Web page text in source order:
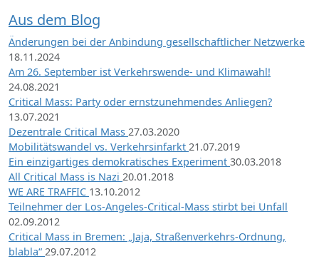
Aus dem Blog
Änderungen bei der Anbindung gesellschaftlicher Netzwerke
18.11.2024
Am 26. September ist Verkehrswende- und Klimawahl!
24.08.2021
Critical Mass: Party oder ernstzunehmendes Anliegen?
13.07.2021
Dezentrale Critical Mass 27.03.2020
Mobilitätswandel vs. Verkehrsinfarkt 21.07.2019
Ein einzigartiges demokratisches Experiment 30.03.2018
All Critical Mass is Nazi 20.01.2018
WE ARE TRAFFIC 13.10.2012
Teilnehmer der Los-Angeles-Critical-Mass stirbt bei Unfall
02.09.2012
Critical Mass in Bremen: „Jaja, Straßenverkehrs-Ordnung,
blabla“ 29.07.2012